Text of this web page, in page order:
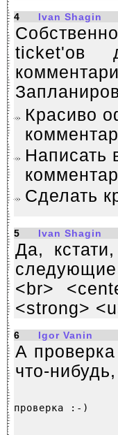
4 Ivan Shagin
ticket'ов
Красиво
Написать
Сделать
5 Ivan Shagin
Да,
<br>
<strong>
6 Igor Vanin
А проверка
что-
проверка :-)